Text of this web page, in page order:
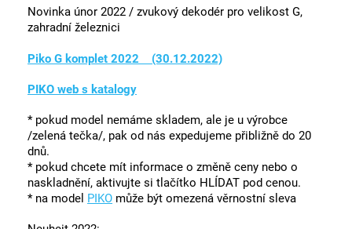
Novinka únor 2022 / zvukový dekodér pro velikost G,
zahradní železnici
Piko G komplet 2022 (30.12.2022)
PIKO web s katalogy
* pokud model nemáme skladem, ale je u výrobce
/zelená tečka/, pak od nás expedujeme přibližně do 20
dnů.
* pokud chcete mít informace o změně ceny nebo o
naskladnění, aktivujte si tlačítko HLÍDAT pod cenou.
* na model PIKO může být omezená věrnostní sleva